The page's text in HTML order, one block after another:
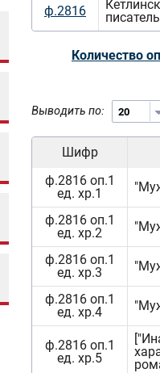
ф.2816
Количество
Выводить по:
Шифр
ф.2816 оп.1
ед. хр.1
ф.2816 оп.1
ед. хр.2
ф.2816 оп.1
ед. хр.3
ф.2816 оп.1
ед. хр.4
ф.2816 оп.1
ед. хр.5